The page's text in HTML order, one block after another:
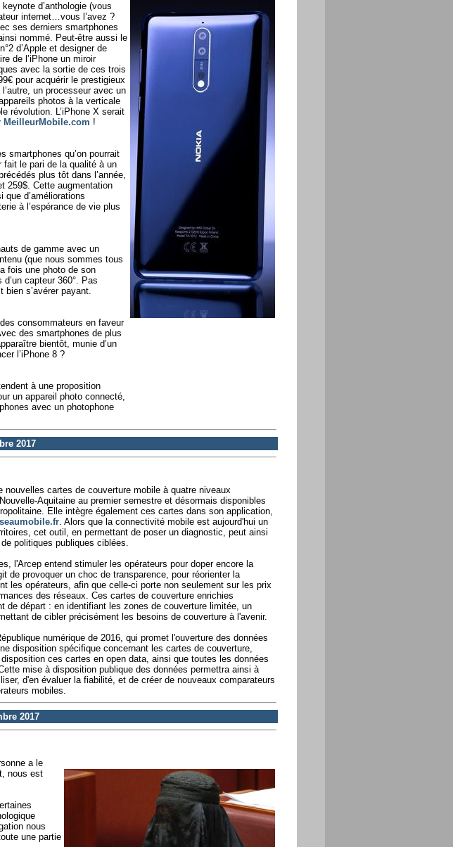
d’anthologie (vous
internet…vous l’avez ?
ses derniers smartphones
nommé. Peut-être aussi le
d’Apple et designer de
de l’iPhone un miroir
avec la sortie de ces trois
pour acquérir le prestigieux
un processeur avec un
photos à la verticale
révolution. L’iPhone X serait
MeilleurMobile.com !
smartphones qu’on pourrait
le pari de la qualité à un
plus tôt dans l’année,
259$. Cette augmentation
que d’améliorations
à l’espérance de vie plus
de gamme avec un
(que nous sommes tous
fois une photo de son
capteur 360°. Pas
s’avérer payant.
consommateurs en faveur
des smartphones de plus
bientôt, munie d’un
l’iPhone 8 ?
à une proposition
un appareil photo connecté,
avec un photophone
2017
nouvelles cartes de couverture mobile à quatre niveaux
Aquitaine au premier semestre et désormais disponibles
Elle intègre également ces cartes dans son application,
. Alors que la connectivité mobile est aujourd'hui un
cet outil, en permettant de poser un diagnostic, peut ainsi
politiques publiques ciblées.
l'Arcep entend stimuler les opérateurs pour doper encore la
de provoquer un choc de transparence, pour réorienter la
les opérateurs, afin que celle-ci porte non seulement sur les prix
des réseaux. Ces cartes de couverture enrichies
de départ : en identifiant les zones de couverture limitée, un
de cibler précisément les besoins de couverture à l'avenir.
numérique de 2016, qui promet l'ouverture des données
disposition spécifique concernant les cartes de couverture,
ces cartes en open data, ainsi que toutes les données
mise à disposition publique des données permettra ainsi à
d'en évaluer la fiabilité, et de créer de nouveaux comparateurs
mobiles.
2017
a le
nous est
nous
une partie